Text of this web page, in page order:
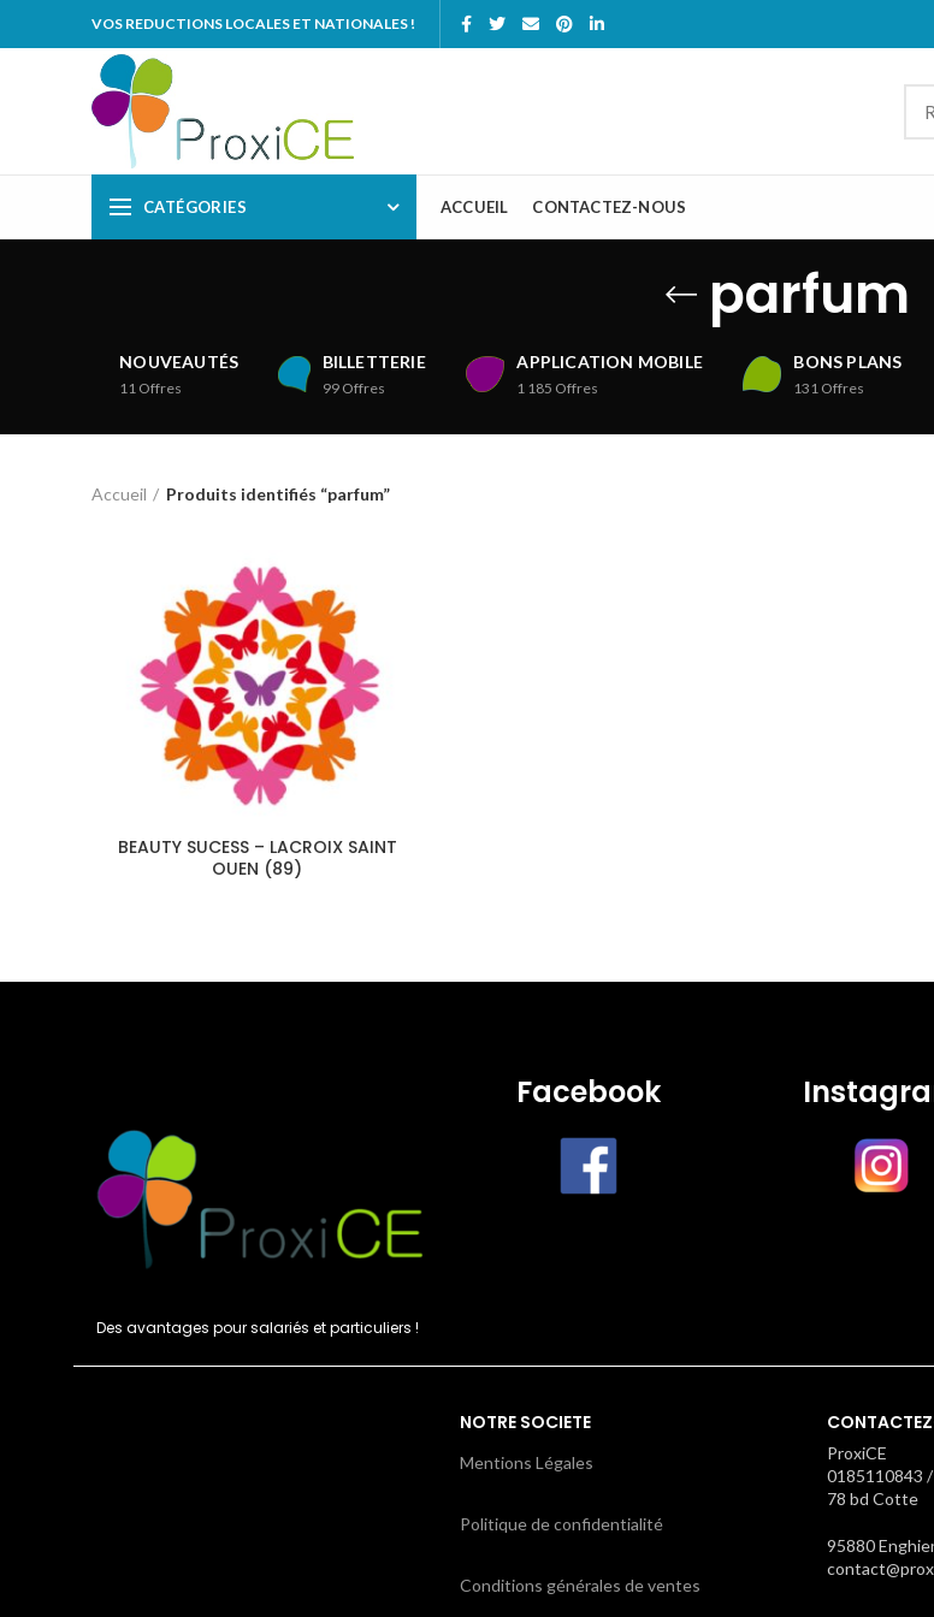
VOS REDUCTIONS LOCALES ET NATIONALES !
CATÉGORIES ACCUEIL CONTACTEZ-NOUS
parfum
NOUVEAUTÉS
11 Offres
BILLETTERIE
99 Offres
APPLICATION MOBILE
1 185 Offres
BONS PLANS
131 Offres
Accueil Produits identifiés “parfum”
BEAUTY SUCESS – LACROIX SAINT
OUEN (89)
Des avantages pour salariés et particuliers !
Facebook
NOTRE SOCIETE
Mentions Légales
Politique de confidentialité
Conditions générales de ventes
ProxiCE
0185110843
78 bd Cotte
95880